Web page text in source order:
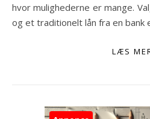
hvor mulighederne er mange.
og et traditionelt lån fra en bank
LÆS